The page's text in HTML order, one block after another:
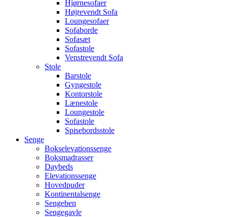
Hjørnesofaer
Højrevendt Sofa
Loungesofaer
Sofaborde
Sofasæt
Sofastole
Venstrevendt Sofa
Stole
Barstole
Gyngestole
Kontorstole
Lænestole
Loungestole
Sofastole
Spisebordsstole
Senge
Bokselevationssenge
Boksmadrasser
Daybeds
Elevationssenge
Hovedpuder
Kontinentalsenge
Sengeben
Sengegavle